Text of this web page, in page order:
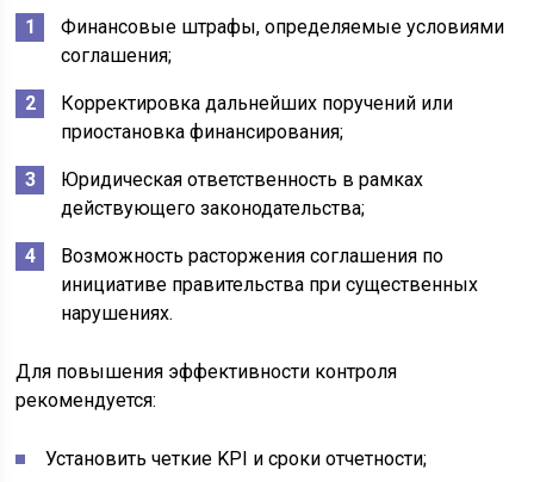
Финансовые штрафы, определяемые условиями
соглашения;
Корректировка дальнейших поручений или
приостановка финансирования;
Юридическая ответственность в рамках
действующего законодательства;
Возможность расторжения соглашения по
инициативе правительства при существенных
нарушениях.
Для повышения эффективности контроля
рекомендуется:
Установить четкие KPI и сроки отчетности;